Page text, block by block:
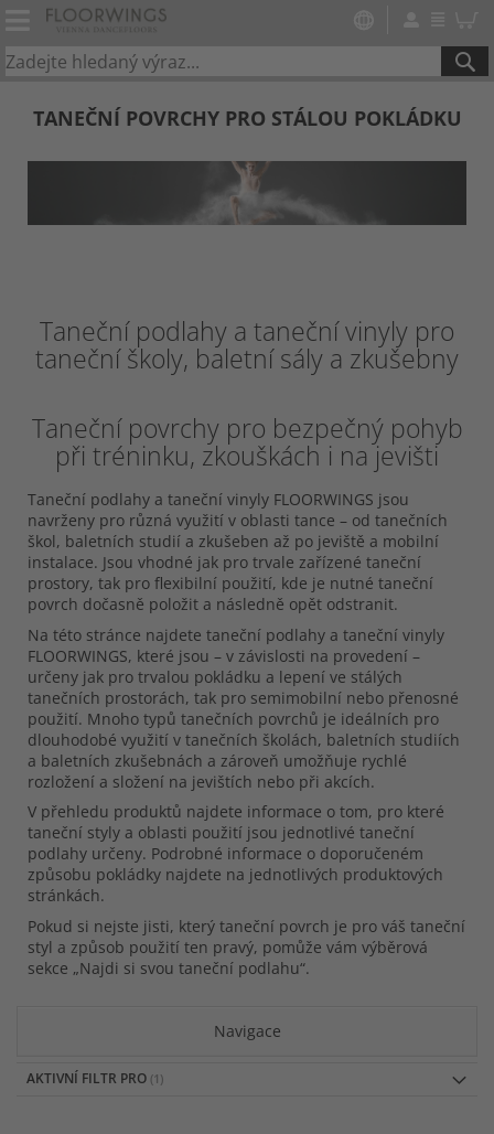
TANEČNÍ POVRCHY PRO STÁLOU POKLÁDKU
Taneční podlahy a taneční vinyly pro
taneční školy, baletní sály a zkušebny
Taneční povrchy pro bezpečný pohyb
při tréninku, zkouškách i na jevišti
Taneční podlahy a taneční vinyly FLOORWINGS jsou
navrženy pro různá využití v oblasti tance – od tanečních
škol, baletních studií a zkušeben až po jeviště a mobilní
instalace. Jsou vhodné jak pro trvale zařízené taneční
prostory, tak pro flexibilní použití, kde je nutné taneční
povrch dočasně položit a následně opět odstranit.
Na této stránce najdete taneční podlahy a taneční vinyly
FLOORWINGS, které jsou – v závislosti na provedení –
určeny jak pro trvalou pokládku a lepení ve stálých
tanečních prostorách, tak pro semimobilní nebo přenosné
použití. Mnoho typů tanečních povrchů je ideálních pro
dlouhodobé využití v tanečních školách, baletních studiích
a baletních zkušebnách a zároveň umožňuje rychlé
rozložení a složení na jevištích nebo při akcích.
V přehledu produktů najdete informace o tom, pro které
taneční styly a oblasti použití jsou jednotlivé taneční
podlahy určeny. Podrobné informace o doporučeném
způsobu pokládky najdete na jednotlivých produktových
stránkách.
Pokud si nejste jisti, který taneční povrch je pro váš taneční
styl a způsob použití ten pravý, pomůže vám výběrová
sekce „Najdi si svou taneční podlahu“.
Navigace
AKTIVNÍ FILTR PRO